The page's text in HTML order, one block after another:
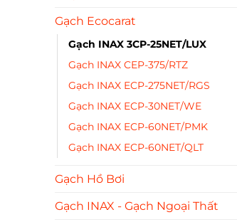
Gạch Ecocarat
Gạch INAX 3CP-25NET/LUX
Gạch INAX CEP-375/RTZ
Gạch INAX ECP-275NET/RGS
Gạch INAX ECP-30NET/WE
Gạch INAX ECP-60NET/PMK
Gạch INAX ECP-60NET/QLT
Gạch Hồ Bơi
Gạch INAX - Gạch Ngoại Thất